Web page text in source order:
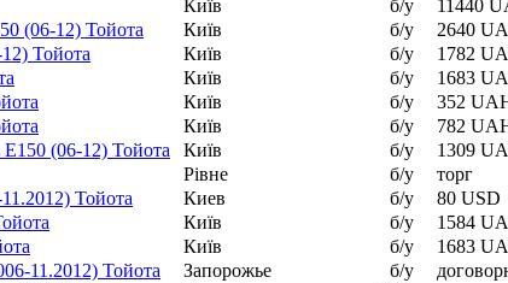
Київ б/у
11440
(06-12) Тойота
Київ б/у
2640
Тойота
Київ б/у
1782
Київ б/у
1683
Київ б/у
352
Київ б/у
782
(06-12) Тойота
Київ б/у
1309
Рівне б/у
торг
Тойота
Киев б/у
80 USD
Київ б/у
1584
Київ б/у
1683
11.2012) Тойота
Запорожье б/у